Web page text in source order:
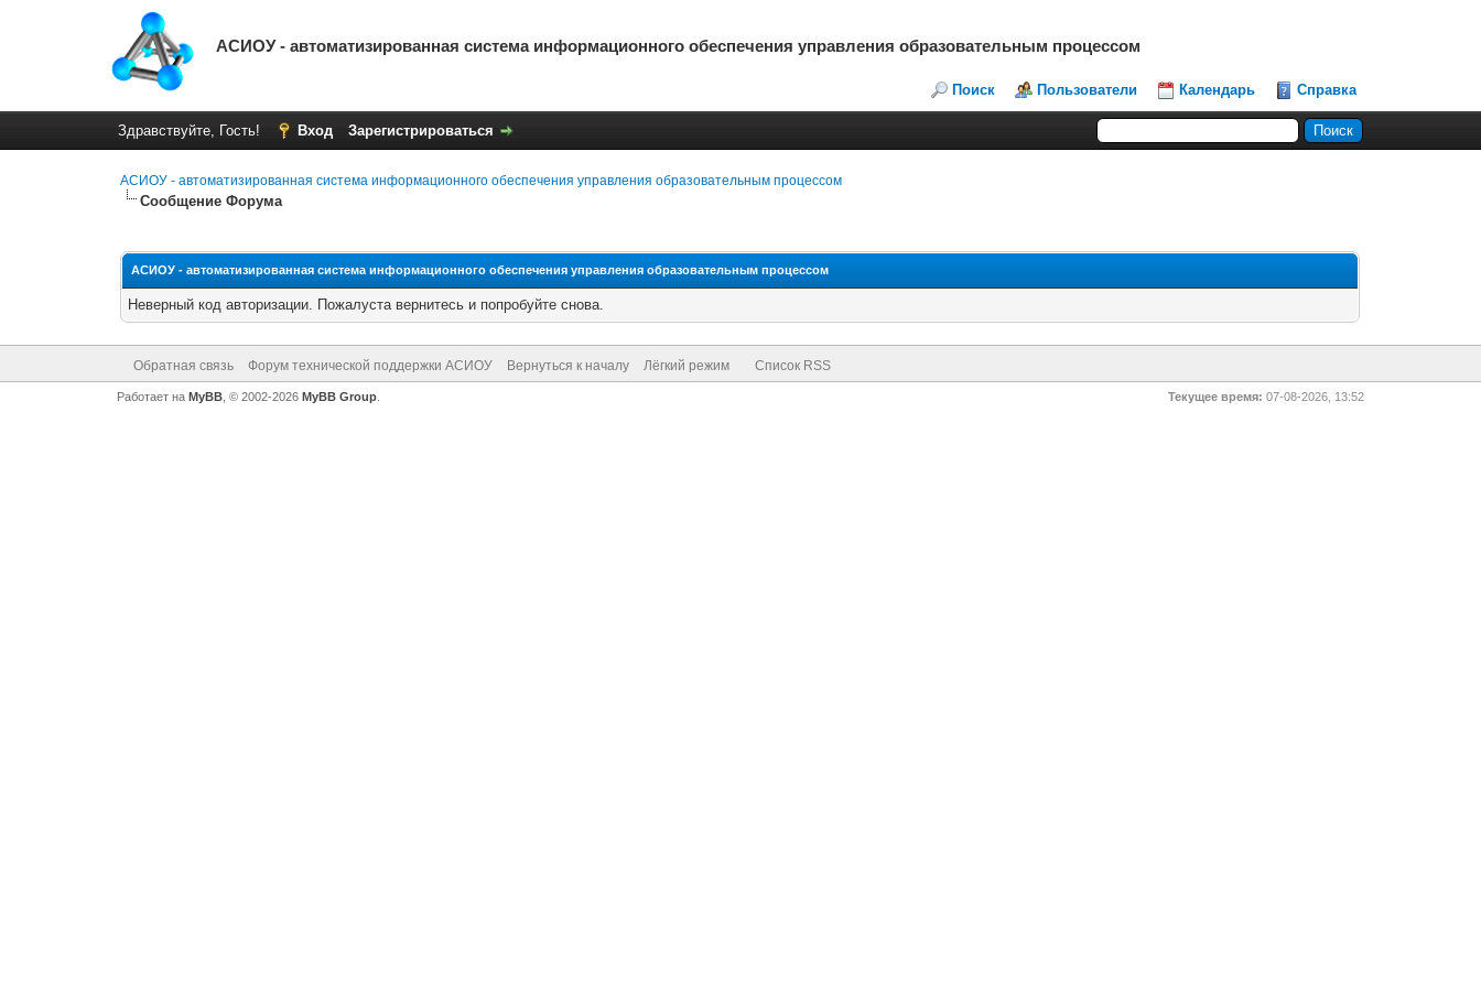
АСИОУ - автоматизированная система информационного обеспечения управления образовательным процессом
Поиск Пользователи Календарь Справка
Здравствуйте, Гость! Вход Зарегистрироваться
АСИОУ - автоматизированная система информационного обеспечения управления образовательным процессом
Сообщение Форума
АСИОУ - автоматизированная система информационного обеспечения управления образовательным процессом
Неверный код авторизации. Пожалуста вернитесь и попробуйте снова.
Обратная связь Форум технической поддержки АСИОУ Вернуться к началу Лёгкий режим Список RSS
Текущее время: 07-08-2026, 13:52
Работает на MyBB, © 2002-2026 MyBB Group.